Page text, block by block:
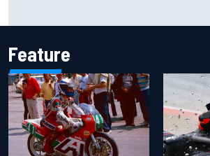
Feature